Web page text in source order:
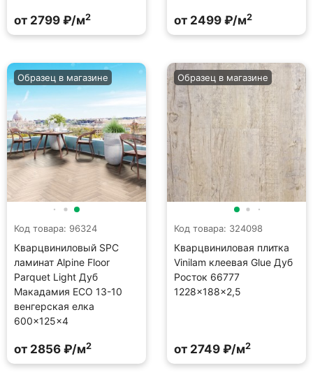
от 2799 ₽/м2 от 2499 ₽/м2
Код товара: 96324
Кварцвиниловый SPC
ламинат Alpine Floor
Parquet Light Дуб
Макадамия ECO 13-10
венгерская елка
600×125×4
Образец в магазине
от 2856 ₽/м2
Код товара: 324098
Кварцвиниловая плитка
Vinilam клеевая Glue Дуб
Росток 66777
1228×188×2,5
Образец в магазине
от 2749 ₽/м2